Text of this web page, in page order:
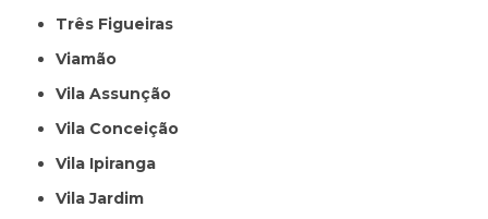
Três Figueiras
Viamão
Vila Assunção
Vila Conceição
Vila Ipiranga
Vila Jardim